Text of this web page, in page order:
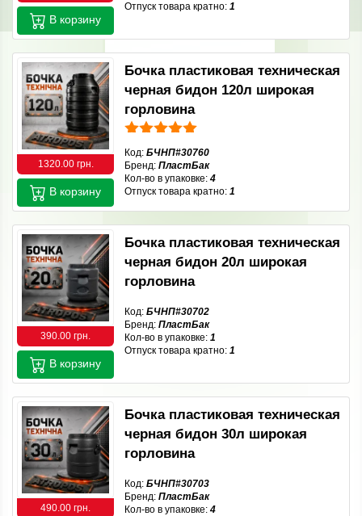
Отпуск товара кратно: 1
В корзину
1320.00 грн.
Бочка пластиковая техническая
черная бидон 120л широкая
горловина
Код: БЧНП#30760
Бренд: ПластБак
Кол-во в упаковке: 4
Отпуск товара кратно: 1
В корзину
390.00 грн.
Бочка пластиковая техническая
черная бидон 20л широкая
горловина
Код: БЧНП#30702
Бренд: ПластБак
Кол-во в упаковке: 1
Отпуск товара кратно: 1
В корзину
490.00 грн.
Бочка пластиковая техническая
черная бидон 30л широкая
горловина
Код: БЧНП#30703
Бренд: ПластБак
Кол-во в упаковке: 4